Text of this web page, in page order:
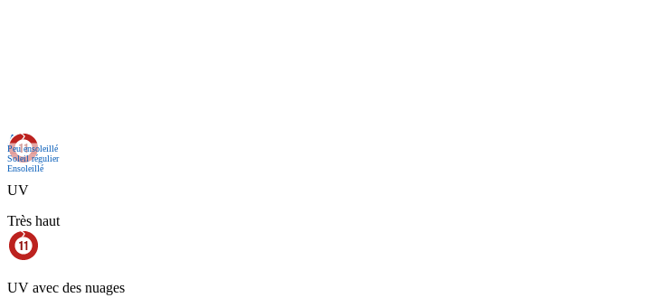
Act.
Peu ensoleillé
Soleil régulier
Ensoleillé
UV
Très haut
UV avec des nuages